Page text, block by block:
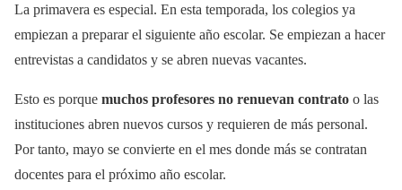
La primavera es especial. En esta temporada, los colegios ya
empiezan a preparar el siguiente año escolar. Se empiezan a hacer
entrevistas a candidatos y se abren nuevas vacantes.
Esto es porque muchos profesores no renuevan contrato o las
instituciones abren nuevos cursos y requieren de más personal.
Por tanto, mayo se convierte en el mes donde más se contratan
docentes para el próximo año escolar.